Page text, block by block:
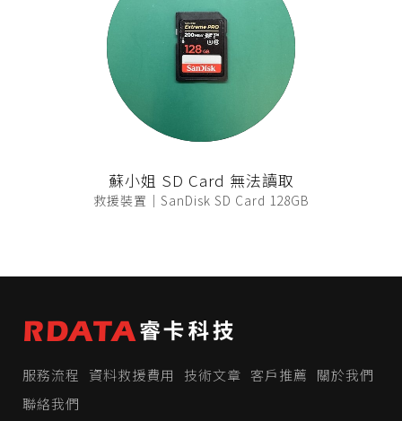
蘇小姐 SD Card 無法讀取
救援裝置｜SanDisk SD Card 128GB
服務流程 資料救援費用 技術文章 客戶推薦
關於我們
聯絡我們